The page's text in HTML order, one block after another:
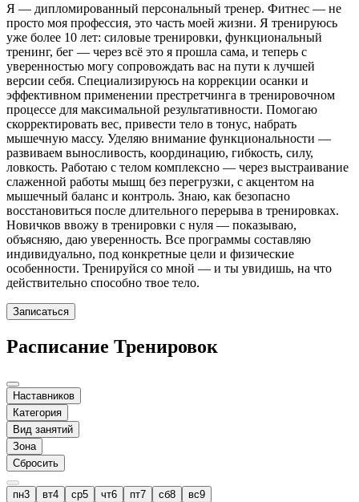
Я — дипломированный персональный тренер. Фитнес — не
просто моя профессия, это часть моей жизни. Я тренируюсь
уже более 10 лет: силовые тренировки, функциональный
тренинг, бег — через всё это я прошла сама, и теперь с
уверенностью могу сопровождать вас на пути к лучшей
версии себя. Специализируюсь на коррекции осанки и
эффективном применении престретчинга в тренировочном
процессе для максимальной результативности. Помогаю
скорректировать вес, привести тело в тонус, набрать
мышечную массу. Уделяю внимание функциональности —
развиваем выносливость, координацию, гибкость, силу,
ловкость. Работаю с телом комплексно — через выстраивание
слаженной работы мышц без перегрузки, с акцентом на
мышечный баланс и контроль. Знаю, как безопасно
восстановиться после длительного перерыва в тренировках.
Новичков ввожу в тренировки с нуля — показываю,
объясняю, даю уверенность. Все программы составляю
индивидуально, под конкретные цели и физические
особенности. Тренируйся со мной — и ты увидишь, на что
действительно способно твое тело.
Записаться
Расписание Тренировок
Наставников
Категория
Вид занятий
Зона
Сбросить
пн3 вт4 ср5 чт6 пт7 сб8 вс9